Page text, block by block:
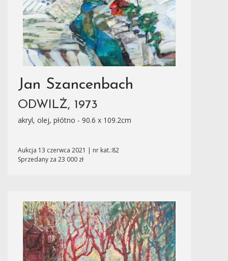
Jan Szancenbach
ODWILŻ, 1973
akryl, olej, płótno - 90.6 x 109.2cm
Aukcja 13 czerwca 2021 | nr kat.:82
Sprzedany za 23 000 zł